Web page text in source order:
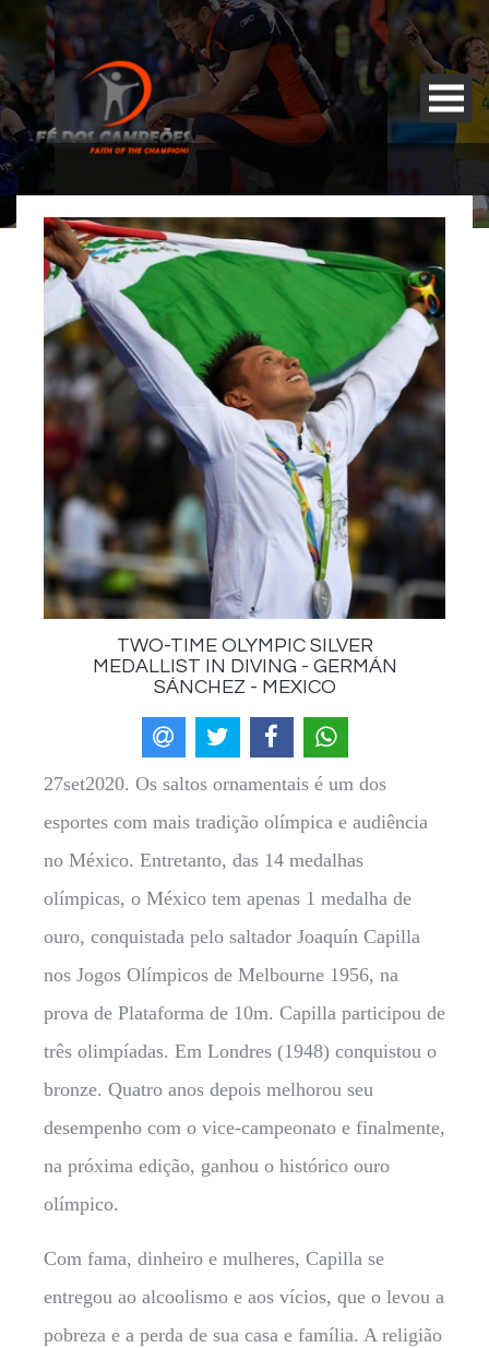
TWO-TIME OLYMPIC SILVER
MEDALLIST IN DIVING - GERMÁN
SÁNCHEZ - MEXICO
27set2020. Os saltos ornamentais é um dos
esportes com mais tradição olímpica e audiência
no México. Entretanto, das 14 medalhas
olímpicas, o México tem apenas 1 medalha de
ouro, conquistada pelo saltador Joaquín Capilla
nos Jogos Olímpicos de Melbourne 1956, na
prova de Plataforma de 10m. Capilla participou de
três olimpíadas. Em Londres (1948) conquistou o
bronze. Quatro anos depois melhorou seu
desempenho com o vice-campeonato e finalmente,
na próxima edição, ganhou o histórico ouro
olímpico.
Com fama, dinheiro e mulheres, Capilla se
entregou ao alcoolismo e aos vícios, que o levou a
pobreza e a perda de sua casa e família. A religião